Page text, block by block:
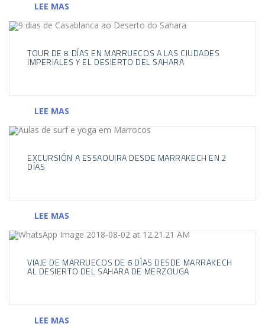
LEE MAS
TOUR DE 8 DÍAS EN MARRUECOS A LAS CIUDADES
IMPERIALES Y EL DESIERTO DEL SAHARA
LEE MAS
EXCURSIÓN A ESSAOUIRA DESDE MARRAKECH EN 2
DÍAS
LEE MAS
VIAJE DE MARRUECOS DE 6 DÍAS DESDE MARRAKECH
AL DESIERTO DEL SAHARA DE MERZOUGA
LEE MAS